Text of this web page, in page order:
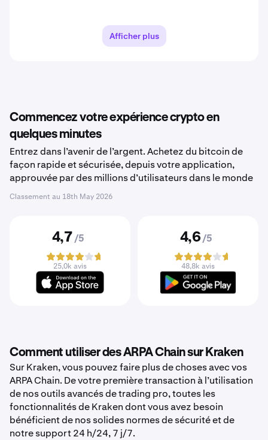
Afficher plus
Commencez votre expérience crypto en
quelques minutes
Entrez dans l’avenir de l’argent. Achetez du bitcoin de
façon rapide et sécurisée, depuis votre application,
approuvée par des millions d’utilisateurs dans le monde
Classement au 18th May 2026
4,7 /5
25,0k avis
4,6 /5
48,8k avis
Comment utiliser des ARPA Chain sur Kraken
Sur Kraken, vous pouvez faire plus de choses avec vos
ARPA Chain. De votre première transaction à l’utilisation
de nos outils avancés de trading pro, toutes les
fonctionnalités de Kraken dont vous avez besoin
bénéficient de nos solides normes de sécurité et de
notre support 24 h/24, 7 j/7.